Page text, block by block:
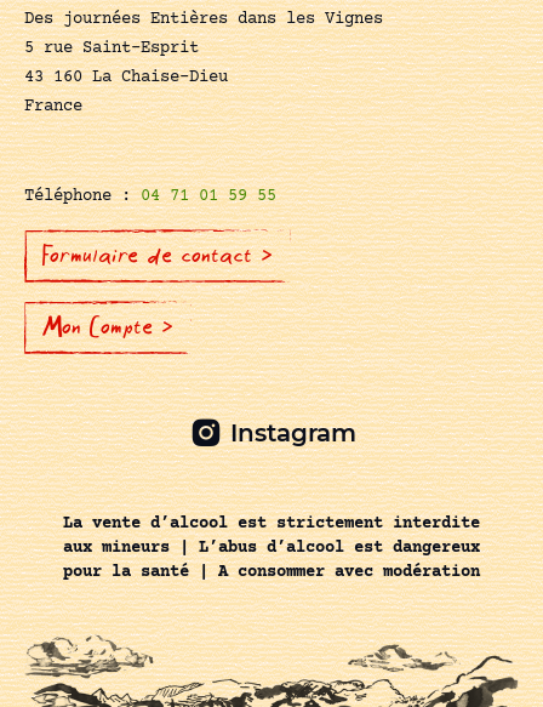
Des journées Entières dans les Vignes
5 rue Saint-Esprit
43 160 La Chaise-Dieu
France
Téléphone :04 71 01 59 55
Formulaire de contact >
Mon Compte >
Instagram
La vente d’alcool est strictement interdite
aux mineurs | L’abus d’alcool est dangereux
pour la santé | A consommer avec modération